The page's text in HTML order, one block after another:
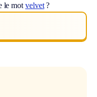
le mot velvet?